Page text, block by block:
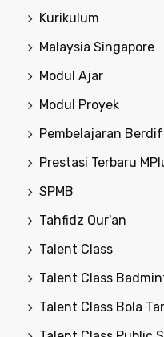
Kurikulum
Malaysia Singapore
Modul Ajar
Modul Proyek
Pembelajaran
Prestasi Terbaru
SPMB
Tahfidz Qur'an
Talent Class
Talent Class
Talent Class Bola